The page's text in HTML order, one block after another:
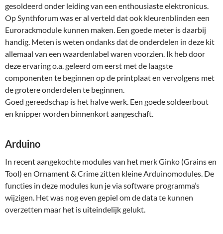
gesoldeerd onder leiding van een enthousiaste elektronicus.
Op Synthforum was er al verteld dat ook kleurenblinden een
Eurorackmodule kunnen maken. Een goede meter is daarbij
handig. Meten is weten ondanks dat de onderdelen in deze kit
allemaal van een waardenlabel waren voorzien. Ik heb door
deze ervaring o.a. geleerd om eerst met de laagste
componenten te beginnen op de printplaat en vervolgens met
de grotere onderdelen te beginnen.
Goed gereedschap is het halve werk. Een goede soldeerbout
en knipper worden binnenkort aangeschaft.
Arduino
In recent aangekochte modules van het merk Ginko (Grains en
Tool) en Ornament & Crime zitten kleine Arduinomodules. De
functies in deze modules kun je via software programma’s
wijzigen. Het was nog even gepiel om de data te kunnen
overzetten maar het is uiteindelijk gelukt.